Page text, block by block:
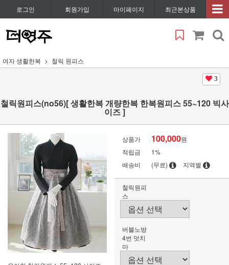
로그인 회원가입 마이페이지 최근본상품
여자 생활한복 철릭 원피스
3
철릭원피스(no56)[ 생활한복 개량한복 한복원피스 55~120 빅사
이즈 ]
상품가 100,000원
적립금
1%
배송비
(무료) 지역별
철릭원피
스
버블노방
4번 덧치
마